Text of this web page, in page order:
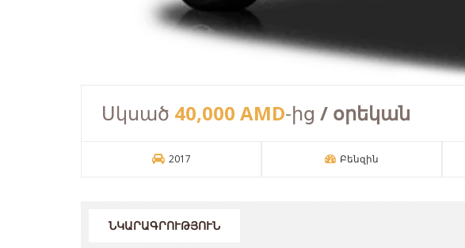
Սկսած 40,000 AMD-ից / օրեկան
2017 Բենզին
ՆԿԱՐԱԳՐՈՒԹՅՈՒՆ